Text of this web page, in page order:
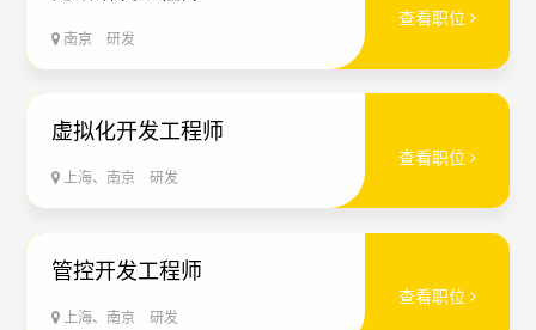
南京 研发
查看职位
虚拟化开发工程师
上海、南京 研发
查看职位
管控开发工程师
上海、南京 研发
查看职位